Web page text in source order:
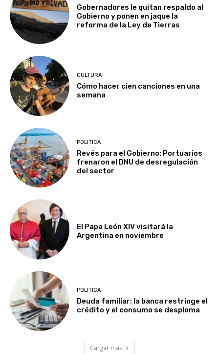
Gobernadores le quitan respaldo al
Gobierno y ponen en jaque la
reforma de la Ley de Tierras
CULTURA
Cómo hacer cien canciones en una
semana
POLITICA
Revés para el Gobierno: Portuarios
frenaron el DNU de desregulación
del sector
El Papa León XIV visitará la
Argentina en noviembre
POLITICA
Deuda familiar: la banca restringe el
crédito y el consumo se desploma
Cargar más